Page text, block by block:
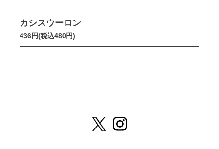
カシスウーロン
436円(税込480円)